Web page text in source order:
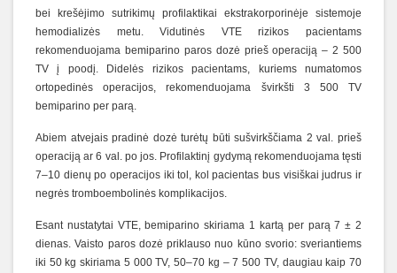
bei krešėjimo sutrikimų profilaktikai ekstrakorporinėje sistemoje
hemodializės metu. Vidutinės VTE rizikos pacientams
rekomenduojama bemiparino paros dozė prieš operaciją – 2 500
TV į poodį. Didelės rizikos pacientams, kuriems numatomos
ortopedinės operacijos, rekomenduojama švirkšti 3 500 TV
bemiparino per parą.
Abiem atvejais pradinė dozė turėtų būti sušvirkščiama 2 val. prieš
operaciją ar 6 val. po jos. Profilaktinį gydymą rekomenduojama tęsti
7–10 dienų po operacijos iki tol, kol pacientas bus visiškai judrus ir
negrės tromboembolinės komplikacijos.
Esant nustatytai VTE, bemiparino skiriama 1 kartą per parą 7 ± 2
dienas. Vaisto paros dozė priklauso nuo kūno svorio: sveriantiems
iki 50 kg skiriama 5 000 TV, 50–70 kg – 7 500 TV, daugiau kaip 70